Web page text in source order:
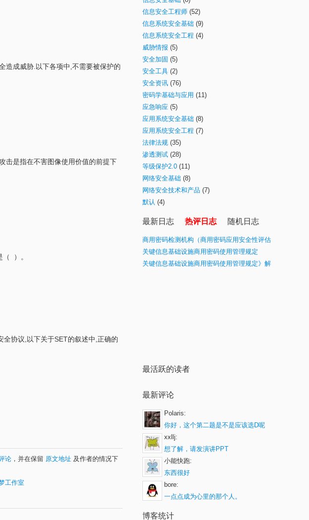
造成威胁.以下各项中,不需要被保护的
击是指在不害图像使用价值的前提下
）。
协议,以下关于SET的叙述中,正确的
论 ，并在保留 原文地址 及作者的情况下
工作室
信息安全工程师 (52)
信息系统安全基础 (9)
信息系统安全工程 (4)
威胁情报 (5)
安全加固 (5)
安全工具 (2)
安全资讯 (76)
密码学基础与应用 (11)
应急响应 (5)
应用系统安全基础 (8)
应用系统安全工程 (7)
法律法规 (35)
渗透测试 (28)
等级保护2.0 (11)
网络安全基础 (8)
网络安全技术和产品 (7)
默认 (4)
最新日志 热评日志 随机日志
商用密码检测机构（商用密码应用安全性评估
业务）目录(最新)
关键信息基础设施商用密码使用管理规定
关键信息基础设施商用密码使用管理规定》解
最活跃的读者
最新评论
Polaris:
你好，这个第二题是不是应该选D呢
xxllj:
想了解，请发演讲PPT
小能快跑:
东西很好
bore:
一点点成为心里的那个人。
博客统计